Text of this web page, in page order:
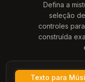
Defina a
seleção
controles
construída
Texto para